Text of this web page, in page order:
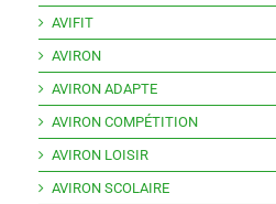
AVIFIT
AVIRON
AVIRON ADAPTE
AVIRON COMPÉTITION
AVIRON LOISIR
AVIRON SCOLAIRE